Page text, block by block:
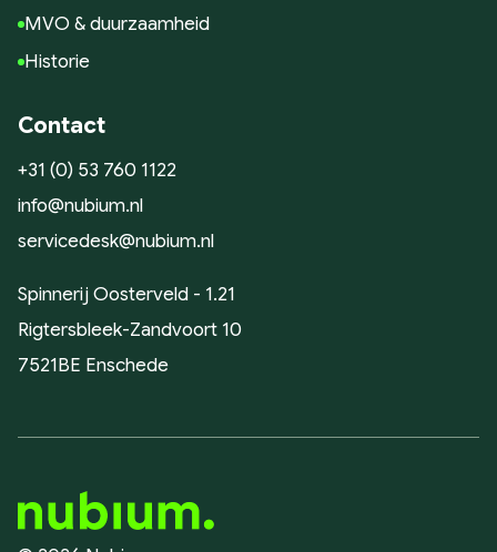
MVO & duurzaamheid
Historie
Contact
+31 (0) 53 760 1122
info@nubium.nl
servicedesk@nubium.nl
Spinnerij Oosterveld - 1.21
Rigtersbleek-Zandvoort 10
7521BE Enschede